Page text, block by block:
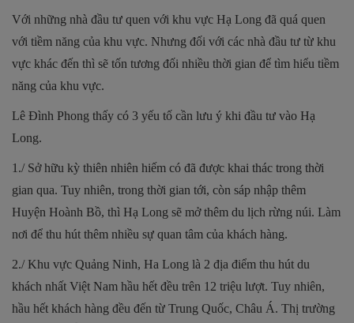
Với những nhà đầu tư quen với khu vực Hạ Long đã quá quen
với tiềm năng của khu vực. Nhưng đối với các nhà đầu tư từ khu
vực khác đến thì sẽ tốn tương đối nhiều thời gian để tìm hiểu tiềm
năng của khu vực.
Lê Đình Phong thấy có 3 yếu tố cần lưu ý khi đầu tư vào Hạ
Long.
1./ Sở hữu kỳ thiên nhiên hiếm có đã được khai thác trong thời
gian qua. Tuy nhiên, trong thời gian tới, còn sáp nhập thêm
Huyện Hoành Bồ, thì Hạ Long sẽ mở thêm du lịch rừng núi. Làm
nơi để thu hút thêm nhiều sự quan tâm của khách hàng.
2./ Khu vực Quảng Ninh, Ha Long là 2 địa điểm thu hút du
khách nhất Việt Nam hầu hết đều trên 12 triệu lượt. Tuy nhiên,
hầu hết khách hàng đều đến từ Trung Quốc, Châu Á. Thị trường